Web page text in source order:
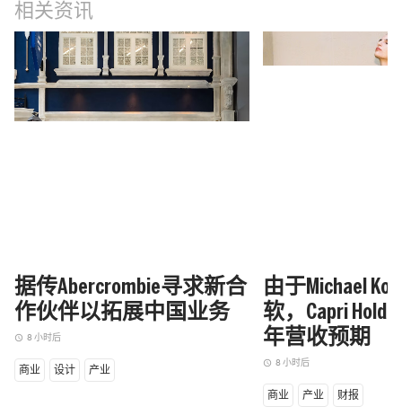
相关资讯
据传Abercrombie寻求新合
作伙伴以拓展中国业务
access_time 8 小时后
商业 设计 产业
由于Michael
软，Capri
年营收预期
access_time 8 小时后
商业 产业 财报